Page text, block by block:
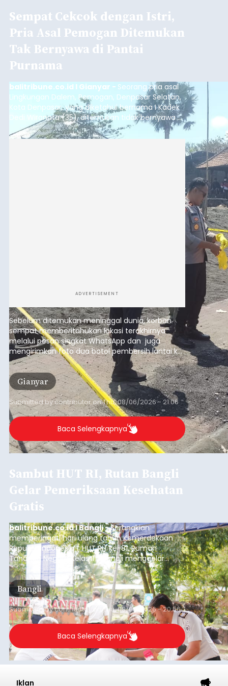
Sempat Cekcok dengan Istri,
Pria Asal Pemogan Ditemukan
Tak Bernyawa di Pantai
Purnama
balitribune.co.id I Gianyar -Seorang pria asal
Lingkungan Dalem, Pemogan, Denpasar Selatan,
Kota Denpasar, yang diketahui bernama I Kadek
Dedi Wiranata (35), ditemukan tidak bernyawa di
pesisir Pantai Purnama, Sukawati.
ADVERTISEMENT
Sebelum ditemukan meninggal dunia, korban
sempat memberitahukan lokasi terakhirnya
melalui pesan singkat WhatsApp dan juga
mengirimkan foto dua botol pembersih lantai ke
istrinya.